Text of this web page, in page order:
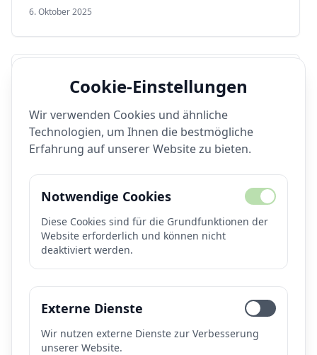
6. Oktober 2025
Beliebte Schlagwörter
Videogenerierung Production AI
Open-Source
Performance
DevOps Llama 4
Text-zu-Video
Fine-Tuning
Echtzeit-KI
Bildgenerierung
Modell-Bereitstellung
Observability
Monitoring
OpenTelemetry
Cost Tracking
Brauchen Sie KI-Lösungen?
Lassen Sie uns besprechen, wie wir bei Ihrem KI-
Projekt helfen können.
Kontakt aufnehmen
Cookie-Einstellungen
Wir verwenden Cookies und ähnliche
Technologien, um Ihnen die bestmögliche
Erfahrung auf unserer Website zu bieten.
Notwendige Cookies
Diese Cookies sind für die Grundfunktionen der
Website erforderlich und können nicht
deaktiviert werden.
Externe Dienste
Wir nutzen externe Dienste zur Verbesserung
unserer Website.